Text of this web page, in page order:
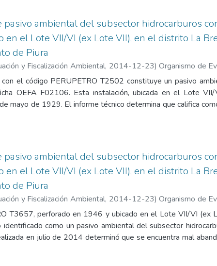
hidrocarburos en el área circundante, las concentraciones de
Ambiental (ECA) para suelo agrícola. El análisis de
la población y la calidad del ambiente. El pozo ATA
incluido en el estudio de pasivos de PERUPETRO. Contiene
la identificación de pasivo ambiental en el subsector
4. Reporte de monitoreo de suelo, 5. Informe de ensayo de
fugitivas, 7. Ficha de información de pozo (Fuente:
Ambientales del OSINERGMIN.
pasivo ambiental del subsector hidrocarburos
en el Lote VII/VI (ex Lote VII), en el distrito La
de Piura
y Fiscalización Ambiental, 2014-12-23)Organismo de
de la Calidad Ambiental. Unidad de Identificación de
Hassingger, Favio Wilfredo;Guillén Pantigozo, Carlos Allen
el código PERUPETRO T2502 constituye un pasivo
OEFA F02106. Esta instalación, ubicada en el Lote VII/
mayo de 1929. El informe técnico determina que califica
por un casing con brida expuesto de 11 pulgadas,
70 m². Los análisis de laboratorio revelaron
superan los Estándares de Calidad Ambiental para suelo
la salud humana, la seguridad de la población y la calidad del
anexos: 1. Registro fotográfico, 2. Ficha para la
(OEFA), 3. Mapa de ubicación geográfica, 4. Reporte de
6. Ficha de información de pozo (Fuente: Estudio
del OSINERGMIN.
pasivo ambiental del subsector hidrocarburos
en el Lote VII/VI (ex Lote VII), en el distrito La
de Piura
y Fiscalización Ambiental, 2014-12-23)Organismo de
de la Calidad Ambiental. Unidad de Identificación de
Hassingger, Favio Wilfredo;Guillén Pantigozo, Carlos Allen
T3657, perforado en 1946 y ubicado en el Lote VII/VI (ex
identificado como un pasivo ambiental del subsector
en julio de 2014 determinó que se encuentra mal
cierre necesarios, como válvulas, lo que lo deja expuesto al